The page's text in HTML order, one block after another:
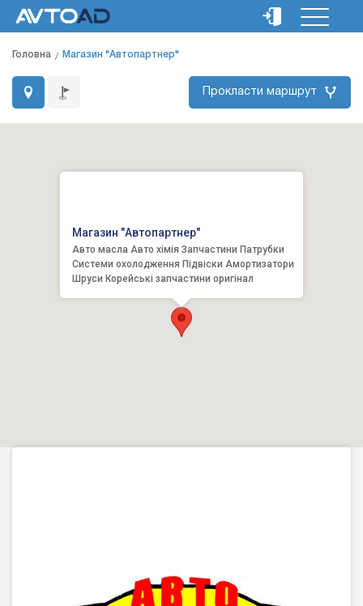
Головна Магазин "Автопартнер"
Прокласти маршрут
Магазин "Автопартнер"
Авто масла Авто хімія Запчастини Патрубки
Системи охолодження Підвіски Амортизатори
Шруси Корейські запчастини оригінал